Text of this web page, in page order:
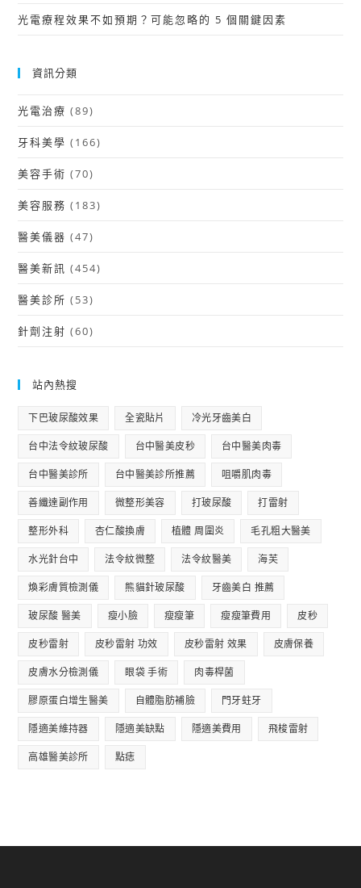
光電療程效果不如預期？可能忽略的 5 個關鍵因素
資訊分類
光電治療 (89)
牙科美學 (166)
美容手術 (70)
美容服務 (183)
醫美儀器 (47)
醫美新訊 (454)
醫美診所 (53)
針劑注射 (60)
站內熱搜
下巴玻尿酸效果 全瓷貼片 冷光牙齒美白
台中法令紋玻尿酸 台中醫美皮秒 台中醫美肉毒
台中醫美診所 台中醫美診所推薦 咀嚼肌肉毒
善纖達副作用 微整形美容 打玻尿酸 打雷射
整形外科 杏仁酸換膚 植體 周圍炎 毛孔粗大醫美
水光針台中 法令紋微整 法令紋醫美 海芙
煥彩膚質檢測儀 熊貓針玻尿酸 牙齒美白 推薦
玻尿酸 醫美 瘦小臉 瘦瘦筆 瘦瘦筆費用 皮秒
皮秒雷射 皮秒雷射 功效 皮秒雷射 效果 皮膚保養
皮膚水分檢測儀 眼袋 手術 肉毒桿菌
膠原蛋白增生醫美 自體脂肪補臉 門牙蛀牙
隱適美維持器 隱適美缺點 隱適美費用 飛梭雷射
高雄醫美診所 點痣